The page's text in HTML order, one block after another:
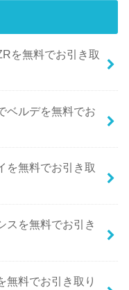
を無料でお引き取
ベルデを無料でお
を無料でお引き取
スを無料でお引き
無料でお引き取り